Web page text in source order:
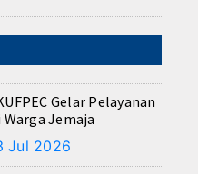
Gelar Pelayanan
Jemaja
Jul 2026